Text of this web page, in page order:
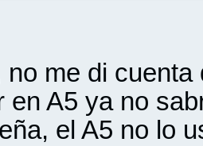
no me di
en A5 ya no
el A5 no lo